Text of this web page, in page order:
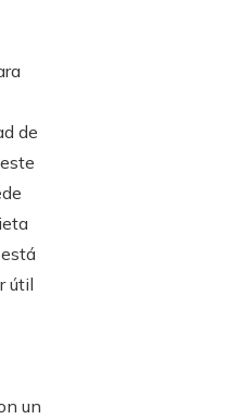
de
útil
un